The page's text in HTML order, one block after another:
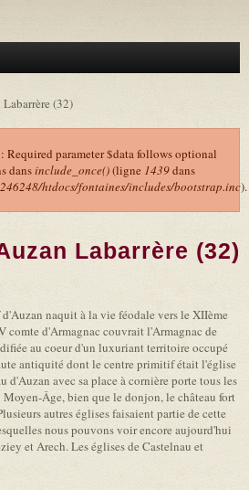
(32)
: Required parameter $data follows optional
dansinclude_once()(ligne 1439dans
htdocs/fontaines/includes/bootstrap.inc).
Labarrère (32)
naquit à la vie féodale vers le XIIème
comte d'Armagnac couvrait l'Armagnac de
au coeur d'un luxuriant territoire occupé
antiquité dont le centre primitif était l'église
d'Auzan avec sa place à cornière porte tous les
Âge, bien que le donjon, le château fort
autres églises faisaient partie de cette
nous pouvons voir encore aujourd'hui
et Arech. Les églises de Castelnau et